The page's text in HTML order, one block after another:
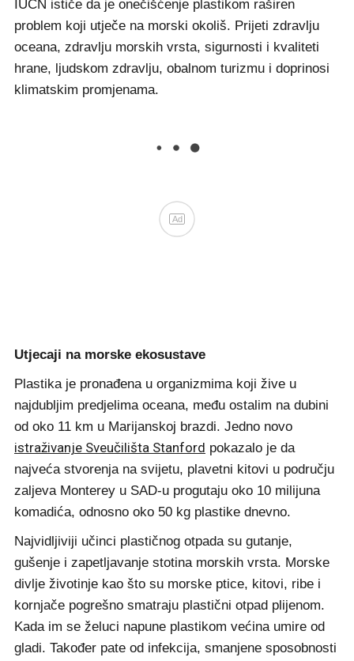
IUCN ističe da je onečišćenje plastikom raširen
problem koji utječe na morski okoliš. Prijeti zdravlju
oceana, zdravlju morskih vrsta, sigurnosti i kvaliteti
hrane, ljudskom zdravlju, obalnom turizmu i doprinosi
klimatskim promjenama.
Ad
Utjecaji na morske ekosustave
Plastika je pronađena u organizmima koji žive u
najdubljim predjelima oceana, među ostalim na dubini
od oko 11 km u Marijanskoj brazdi. Jedno novo
istraživanje Sveučilišta Stanford pokazalo je da
najveća stvorenja na svijetu, plavetni kitovi u području
zaljeva Monterey u SAD-u progutaju oko 10 milijuna
komadića, odnosno oko 50 kg plastike dnevno.
Najvidljiviji učinci plastičnog otpada su gutanje,
gušenje i zapetljavanje stotina morskih vrsta. Morske
divlje životinje kao što su morske ptice, kitovi, ribe i
kornjače pogrešno smatraju plastični otpad plijenom.
Kada im se želuci napune plastikom većina umire od
gladi. Također pate od infekcija, smanjene sposobnosti